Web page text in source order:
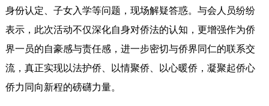
身份认定、子女入学等问题，现场解疑答惑。与会人员纷纷
表示，此次活动不仅深化自身对侨法的认知，更增强作为侨
界一员的自豪感与责任感，进一步密切与侨界同仁的联系交
流，真正实现以法护侨、以情聚侨、以心暖侨，凝聚起侨心
侨力同向新程的磅礴力量。